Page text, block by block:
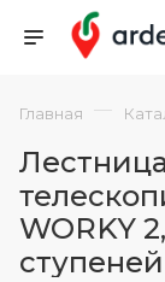
Главная —
WORKY
ступеней